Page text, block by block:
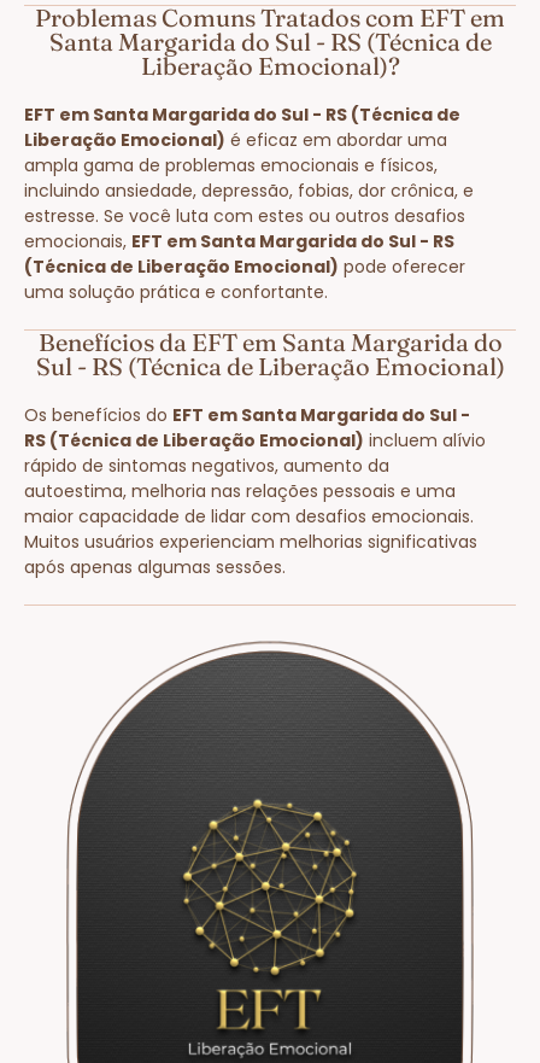
Problemas Comuns Tratados com EFT em
Santa Margarida do Sul - RS (Técnica de
Liberação Emocional)?
EFT em Santa Margarida do Sul - RS (Técnica de
Liberação Emocional) é eficaz em abordar uma
ampla gama de problemas emocionais e físicos,
incluindo ansiedade, depressão, fobias, dor crônica, e
estresse. Se você luta com estes ou outros desafios
emocionais, EFT em Santa Margarida do Sul - RS
(Técnica de Liberação Emocional) pode oferecer
uma solução prática e confortante.
Benefícios da EFT em Santa Margarida do
Sul - RS (Técnica de Liberação Emocional)
Os benefícios do EFT em Santa Margarida do Sul -
RS (Técnica de Liberação Emocional) incluem alívio
rápido de sintomas negativos, aumento da
autoestima, melhoria nas relações pessoais e uma
maior capacidade de lidar com desafios emocionais.
Muitos usuários experienciam melhorias significativas
após apenas algumas sessões.